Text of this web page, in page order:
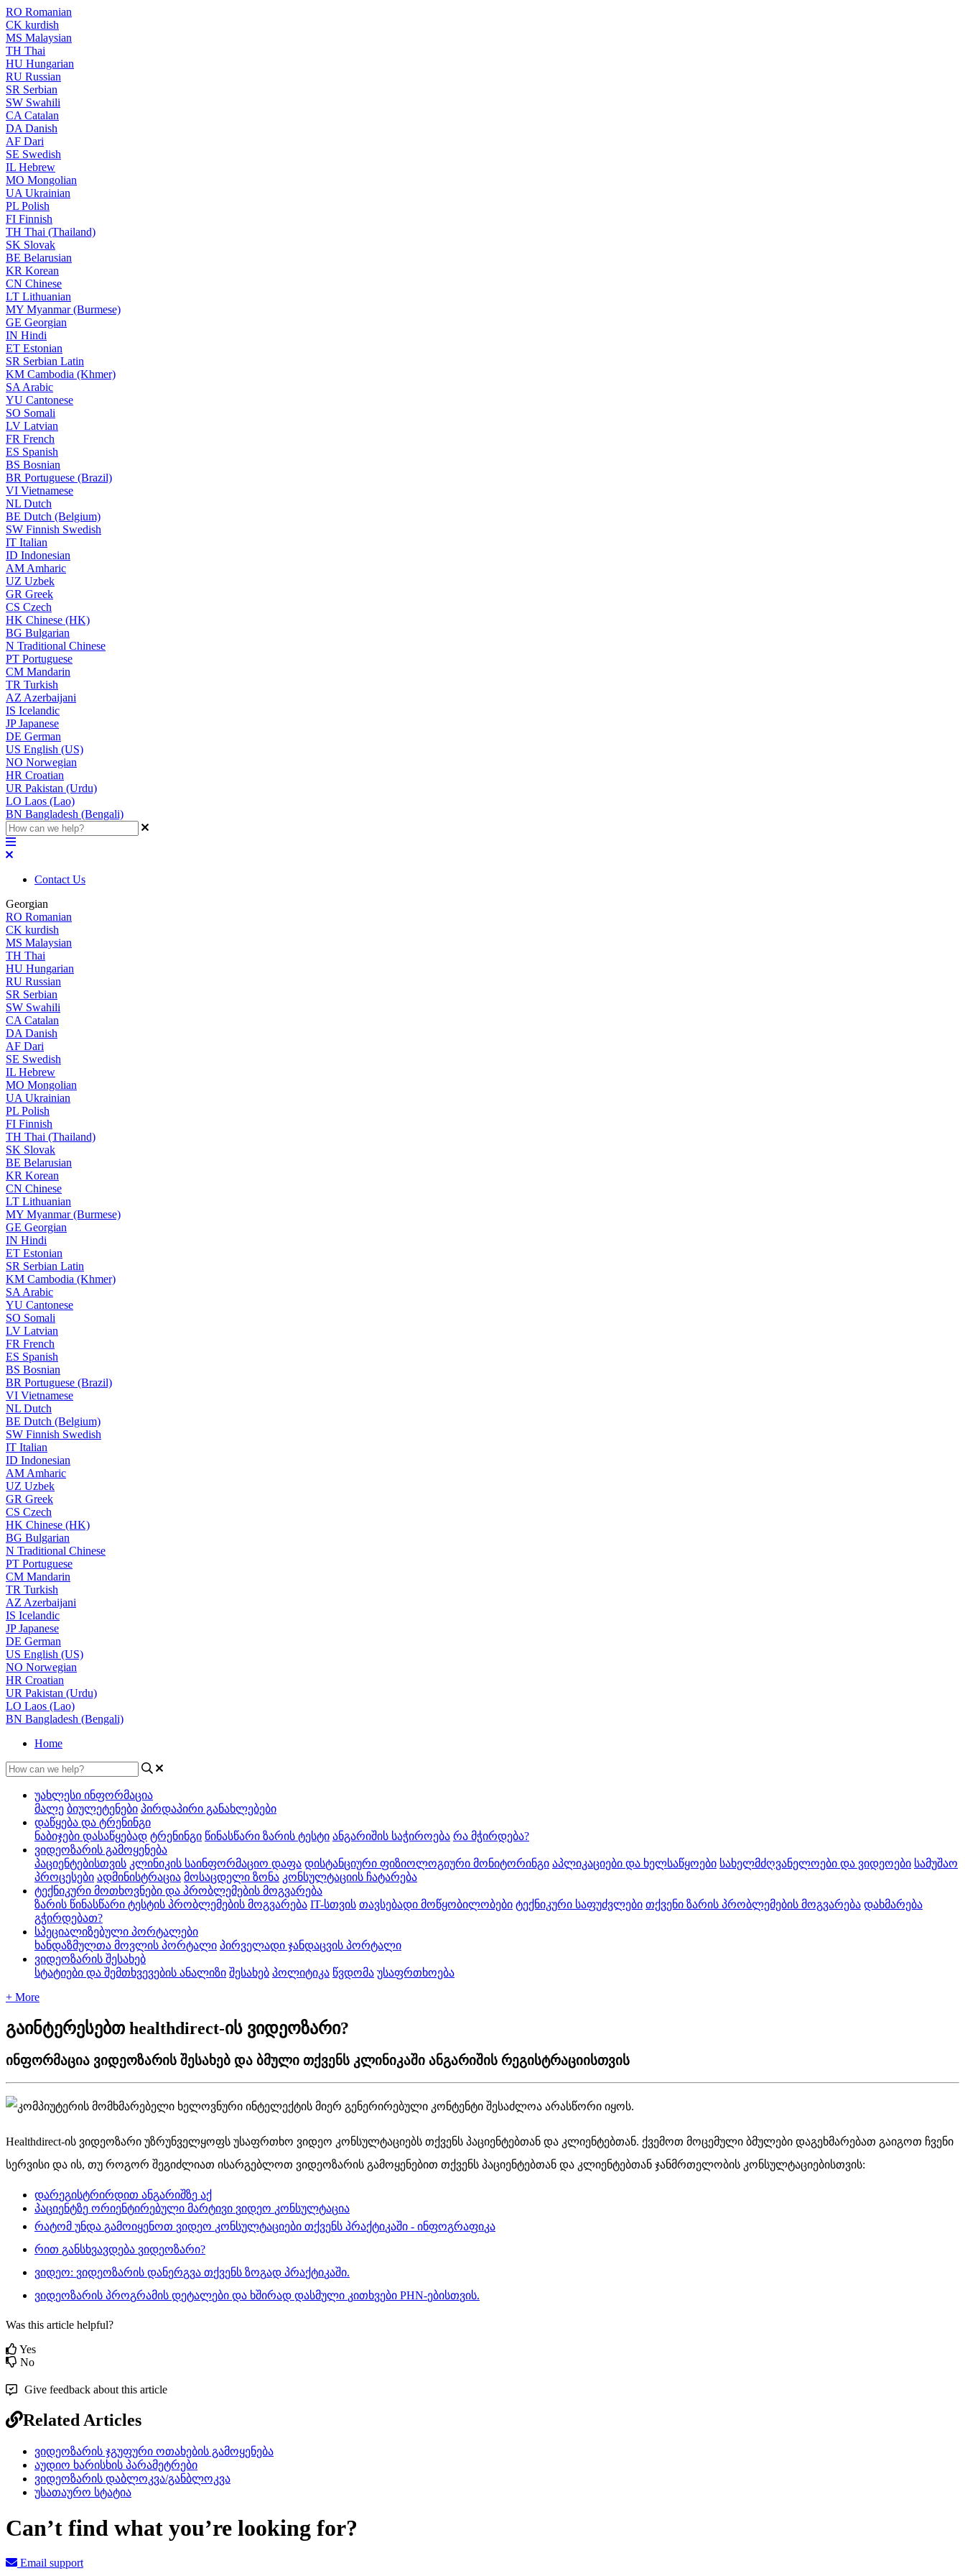
RO Romanian
CK kurdish
MS Malaysian
TH Thai
HU Hungarian
RU Russian
SR Serbian
SW Swahili
CA Catalan
DA Danish
AF Dari
SE Swedish
IL Hebrew
MO Mongolian
UA Ukrainian
PL Polish
FI Finnish
TH Thai (Thailand)
SK Slovak
BE Belarusian
KR Korean
CN Chinese
LT Lithuanian
MY Myanmar (Burmese)
GE Georgian
IN Hindi
ET Estonian
SR Serbian Latin
KM Cambodia (Khmer)
SA Arabic
YU Cantonese
SO Somali
LV Latvian
FR French
ES Spanish
BS Bosnian
BR Portuguese (Brazil)
VI Vietnamese
NL Dutch
BE Dutch (Belgium)
SW Finnish Swedish
IT Italian
ID Indonesian
AM Amharic
UZ Uzbek
GR Greek
CS Czech
HK Chinese (HK)
BG Bulgarian
N Traditional Chinese
PT Portuguese
CM Mandarin
TR Turkish
AZ Azerbaijani
IS Icelandic
JPJapanese
DE German
US English (US)
NO Norwegian
HR Croatian
UR Pakistan (Urdu)
LO Laos (Lao)
BN Bangladesh (Bengali)
Contact Us
Georgian
RO Romanian
CK kurdish
MS Malaysian
TH Thai
HU Hungarian
RU Russian
SR Serbian
SW Swahili
CA Catalan
DA Danish
AF Dari
SE Swedish
IL Hebrew
MO Mongolian
UA Ukrainian
PL Polish
FI Finnish
TH Thai (Thailand)
SK Slovak
BE Belarusian
KR Korean
CN Chinese
LT Lithuanian
MY Myanmar (Burmese)
GE Georgian
IN Hindi
ET Estonian
SR Serbian Latin
KM Cambodia (Khmer)
SA Arabic
YU Cantonese
SO Somali
LV Latvian
FR French
ES Spanish
BS Bosnian
BR Portuguese (Brazil)
VI Vietnamese
NL Dutch
BE Dutch (Belgium)
SW Finnish Swedish
IT Italian
ID Indonesian
AM Amharic
UZ Uzbek
GR Greek
CS Czech
HK Chinese (HK)
BG Bulgarian
N Traditional Chinese
PT Portuguese
CM Mandarin
TR Turkish
AZ Azerbaijani
IS Icelandic
JPJapanese
DE German
US English (US)
NO Norwegian
HR Croatian
UR Pakistan (Urdu)
LO Laos (Lao)
BN Bangladesh (Bengali)
Home
უახლესი ინფორმაცია
მალე ბიულეტენები პირდაპირი განახლებები
დაწყება და ტრენინგი
ნაბიჯები დასაწყებად ტრენინგი წინასწარი ზარის ტესტი ანგარიშის საჭიროება რა მჭირდება?
ვიდეოზარის გამოყენება
პაციენტებისთვის კლინიკის საინფორმაციო დაფა დისტანციური ფიზიოლოგიური მონიტორინგი აპლიკაციები და ხელსაწყოები სახელმძღვანელოები და ვიდეოები სამუშაო
პროცესები ადმინისტრაცია მოსაცდელი ზონა კონსულტაციის ჩატარება
ტექნიკური მოთხოვნები და პრობლემების მოგვარება
ზარის წინასწარი ტესტის პრობლემების მოგვარება IT-სთვის თავსებადი მოწყობილობები ტექნიკური საფუძვლები თქვენი ზარის პრობლემების მოგვარება დახმარება
გჭირდებათ?
სპეციალიზებული პორტალები
ხანდაზმულთა მოვლის პორტალი პირველადი ჯანდაცვის პორტალი
ვიდეოზარის შესახებ
სტატიები და შემთხვევების ანალიზი შესახებ პოლიტიკა წვდომა უსაფრთხოება
+ More
გაინტერესებთ healthdirect-ის ვიდეოზარი?
ინფორმაცია ვიდეოზარის შესახებ და ბმული თქვენს კლინიკაში ანგარიშის რეგისტრაციისთვის
Healthdirect-ის ვიდეოზარი უზრუნველყოფს უსაფრთხო ვიდეო კონსულტაციებს თქვენს პაციენტებთან და კლიენტებთან. ქვემოთ მოცემული ბმულები დაგეხმარებათ გაიგოთ ჩვენი
სერვისი და ის, თუ როგორ შეგიძლიათ ისარგებლოთ ვიდეოზარის გამოყენებით თქვენს პაციენტებთან და კლიენტებთან ჯანმრთელობის კონსულტაციებისთვის:
დარეგისტრირდით ანგარიშზე აქ
პაციენტზე ორიენტირებული მარტივი ვიდეო კონსულტაცია
რატომ უნდა გამოიყენოთ ვიდეო კონსულტაციები თქვენს პრაქტიკაში - ინფოგრაფიკა
რით განსხვავდება ვიდეოზარი?
ვიდეო: ვიდეოზარის დანერგვა თქვენს ზოგად პრაქტიკაში.
ვიდეოზარის პროგრამის დეტალები და ხშირად დასმული კითხვები PHN-ებისთვის.
Was this article helpful?
Yes
No
Give feedback about this article
Related Articles
ვიდეოზარის ჯგუფური ოთახების გამოყენება
აუდიო ხარისხის პარამეტრები
ვიდეოზარის დაბლოკვა/განბლოკვა
უსათაურო სტატია
Can’t find what you’re looking for?
Email support